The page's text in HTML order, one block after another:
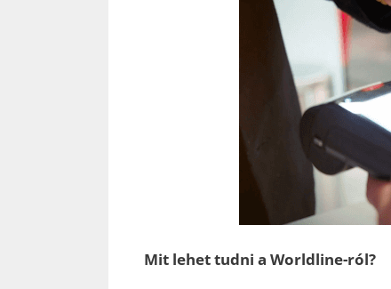
Mit lehet tudni a Worldline-ról?